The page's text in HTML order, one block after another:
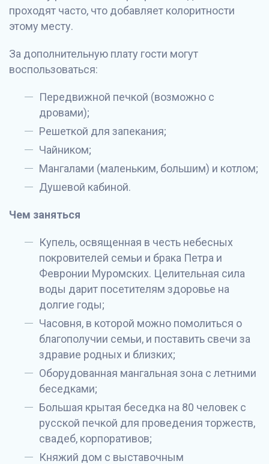
проходят часто, что добавляет колоритности
этому месту.
За дополнительную плату гости могут
воспользоваться:
Передвижной печкой (возможно с
дровами);
Решеткой для запекания;
Чайником;
Мангалами (маленьким, большим) и котлом;
Душевой кабиной.
Чем заняться
Купель, освященная в честь небесных
покровителей семьи и брака Петра и
Февронии Муромских. Целительная сила
воды дарит посетителям здоровье на
долгие годы;
Часовня, в которой можно помолиться о
благополучии семьи, и поставить свечи за
здравие родных и близких;
Оборудованная мангальная зона с летними
беседками;
Большая крытая беседка на 80 человек с
русской печкой для проведения торжеств,
свадеб, корпоративов;
Княжий дом с выставочным